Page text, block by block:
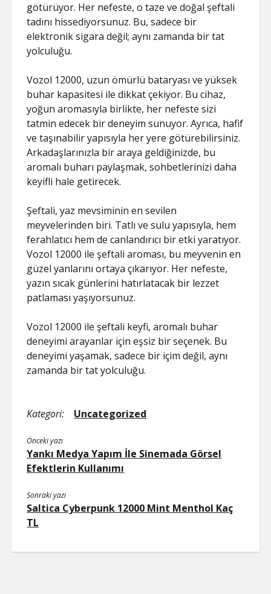
götürüyor. Her nefeste, o taze ve doğal şeftali
tadını hissediyorsunuz. Bu, sadece bir
elektronik sigara değil; aynı zamanda bir tat
yolculuğu.
Vozol 12000, uzun ömürlü bataryası ve yüksek
buhar kapasitesi ile dikkat çekiyor. Bu cihaz,
yoğun aromasıyla birlikte, her nefeste sizi
tatmin edecek bir deneyim sunuyor. Ayrıca, hafif
ve taşınabilir yapısıyla her yere götürebilirsiniz.
Arkadaşlarınızla bir araya geldiğinizde, bu
aromalı buharı paylaşmak, sohbetlerinizi daha
keyifli hale getirecek.
Şeftali, yaz mevsiminin en sevilen
meyvelerinden biri. Tatlı ve sulu yapısıyla, hem
ferahlatıcı hem de canlandırıcı bir etki yaratıyor.
Vozol 12000 ile şeftali aroması, bu meyvenin en
güzel yanlarını ortaya çıkarıyor. Her nefeste,
yazın sıcak günlerini hatırlatacak bir lezzet
patlaması yaşıyorsunuz.
Vozol 12000 ile şeftali keyfi, aromalı buhar
deneyimi arayanlar için eşsiz bir seçenek. Bu
deneyimi yaşamak, sadece bir içim değil, aynı
zamanda bir tat yolculuğu.
Kategori: Uncategorized
Önceki yazı
Yankı Medya Yapım İle Sinemada Görsel
Efektlerin Kullanımı
Sonraki yazı
Saltica Cyberpunk 12000 Mint Menthol Kaç
TL